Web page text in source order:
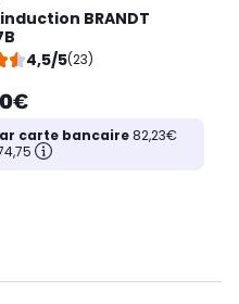
BRANDT
4,5/5(23)
carte bancaire82,23€